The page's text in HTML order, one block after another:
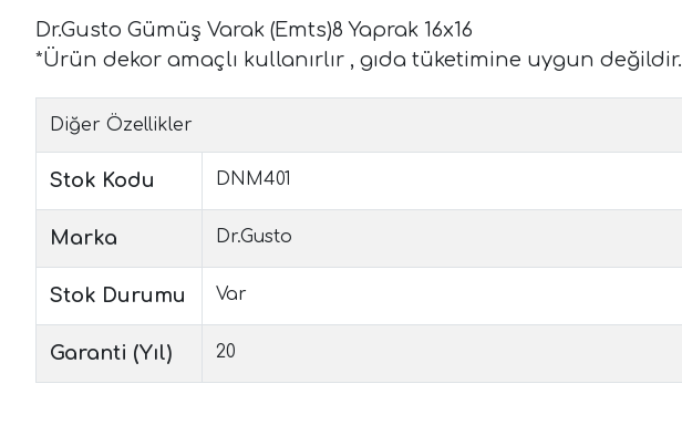
Dr.Gusto Gümüş Varak (Emts)8 Yaprak 16x16
*Ürün dekor amaçlı kullanırlır , gıda tüketimine uygun değildir.
Diğer Özellikler
Stok Kodu DNM401
Marka Dr.Gusto
Stok Durumu Var
Garanti (Yıl) 20